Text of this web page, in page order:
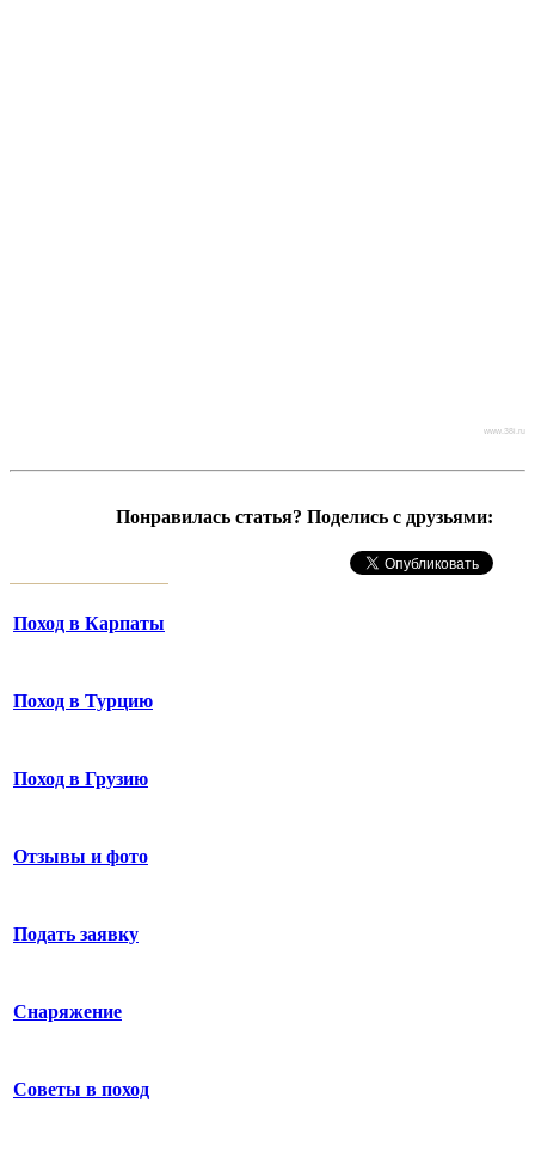
www.38i.ru
Понравилась статья? Поделись с друзьями:
Поход в Карпаты
Поход в Турцию
Поход в Грузию
Отзывы и фото
Подать заявку
Снаряжение
Советы в поход